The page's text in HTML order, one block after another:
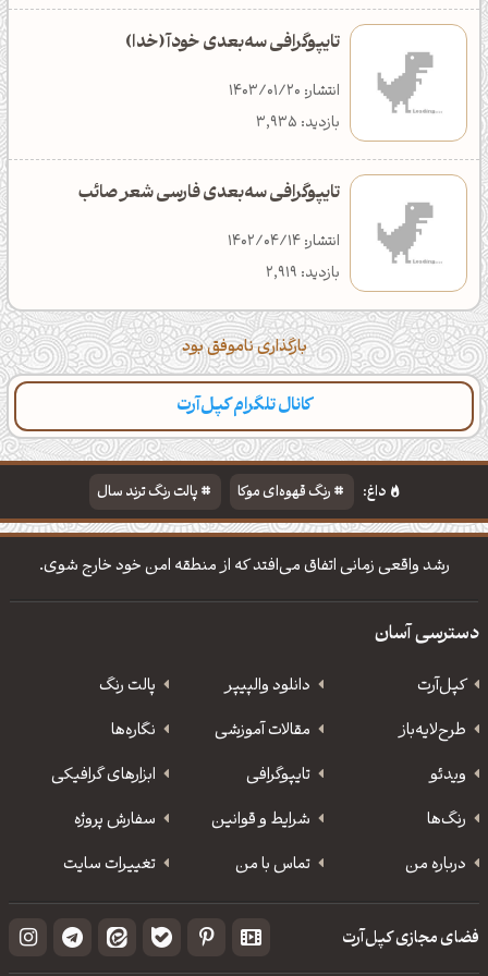
تایپوگرافی سه‌بعدی خودآ (خدا)
انتشار: 1403/01/20
بازدید: 3,935
تایپوگرافی سه‌بعدی فارسی شعر صائب
انتشار: 1402/04/14
بازدید: 2,919
بارگذاری ناموفق بود
کانال تلگرام کپل‌آرت
دسته‌بندی مطالب تازه تایپوگرافی پالت‌ها
داغ: رنگ قهوه‌ای موکا
پالت رنگ ترند سال
دانلود والپیپر مذهبی
تایپوگرافی شعر مولانا
رشد واقعی زمانی اتفاق می‌افتد که از منطقه امن خود خارج شوی.
دسترسی آسان
کپل‌آرت دانلود‌ والپیپر
پالت رنگ
طرح‌لایه‌باز
مقالات آموزشی
نگاره‌ها
ویدئو
‌تایپوگرافی
ابزارهای گرافیکی
رنگ‌ها
شرایط و قوانین
سفارش پروژه
درباره من
تماس با من تغییرات سایت
فضای مجازی کپل‌آرت